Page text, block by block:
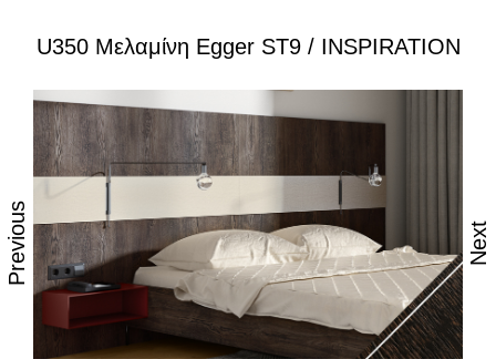
Ιδιότητες:
– Εξαιρετική επιφάνεια, αναβαθμισμένες φινιτούρες
– Ανθεκτικότητα στη θερμότητα και τον ατμό
– Υψηλές αντοχές στη καθημερινή φθορά από τριβή,
– Δυνατότητα εύκολου καθημερινού καθαρισμού
– Επιφάνεια απόλυτα υγιεινή
– Υψηλή αντοχή στον αποχρωματισμό και το
θάμπωμα
U350 Μελαμίνη Egger ST9 / INSPIRATION
Previous Next